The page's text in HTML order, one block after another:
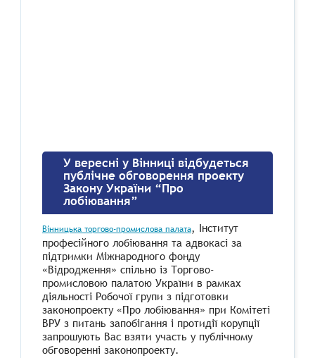
У вересні у Вінниці відбудеться
публічне обговорення проекту
Закону України “Про
лобіювання”
Вінницька торгово-промислова палата, Інститут
професійного лобіювання та адвокасі за
підтримки Міжнародного фонду
«Відродження» спільно із Торгово-
промисловою палатою України в рамках
діяльності Робочої групи з підготовки
законопроекту «Про лобіювання» при Комітеті
ВРУ з питань запобігання і протидії корупції
запрошують Вас взяти участь у публічному
обговоренні законопроекту.